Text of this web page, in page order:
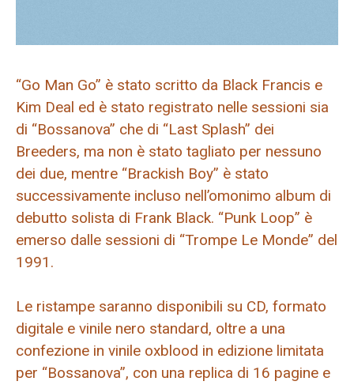
“Go Man Go” è stato scritto da Black Francis e
Kim Deal ed è stato registrato nelle sessioni sia
di “Bossanova” che di “Last Splash” dei
Breeders, ma non è stato tagliato per nessuno
dei due, mentre “Brackish Boy” è stato
successivamente incluso nell’omonimo album di
debutto solista di Frank Black. “Punk Loop” è
emerso dalle sessioni di “Trompe Le Monde” del
1991.
Le ristampe saranno disponibili su CD, formato
digitale e vinile nero standard, oltre a una
confezione in vinile oxblood in edizione limitata
per “Bossanova”, con una replica di 16 pagine e